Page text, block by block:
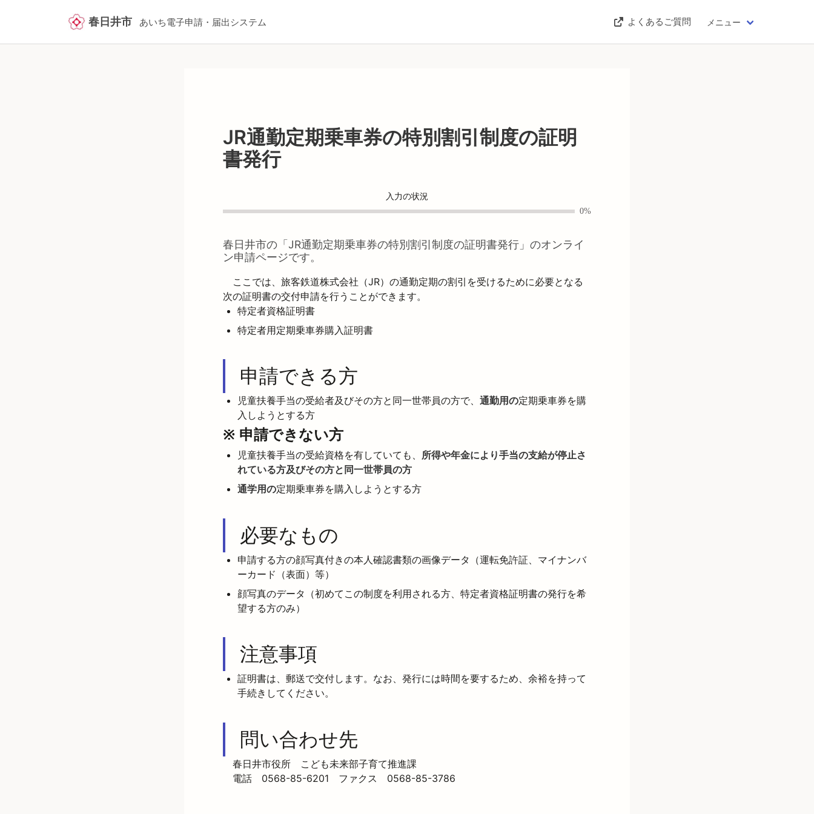
春日井市 あいち電子申請・届出システム よくあるご質問 メニュー
JR通勤定期乗車券の特別割引制度の証明
書発行
入力の状況
0%
春日井市の「 JR通勤定期乗車券の特別割引制度の証明書発行 」のオンライ
ン申請ページです。
ここでは、旅客鉄道株式会社（JR）の通勤定期の割引を受けるために必要となる
次の証明書の交付申請を行うことができます。
特定者資格証明書
特定者用定期乗車券購入証明書
申請できる方
児童扶養手当の受給者及びその方と同一世帯員の方で、 通勤用の定期乗車券を購
入しようとする方
※ 申請できない方
児童扶養手当の受給資格を有していても、 所得や年金により手当の支給が停止さ
れている方及びその方と同一世帯員の方
通学用の定期乗車券を購入しようとする方
必要なもの
申請する方の顔写真付きの本人確認書類の画像データ（運転免許証、マイナンバ
ーカード（表面）等）
顔写真のデータ（初めてこの制度を利用される方、特定者資格証明書の発行を希
望する方のみ）
注意事項
証明書は、郵送で交付します。なお、発行には時間を要するため、余裕を持って
手続きしてください。
問い合わせ先
春日井市役所　こども未来部子育て推進課
電話　0568-85-6201　ファクス　0568-85-3786